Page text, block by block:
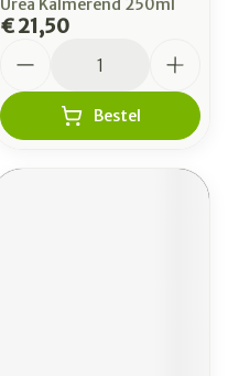
Urea Kalmerend 250ml
€ 21,50
Bestel